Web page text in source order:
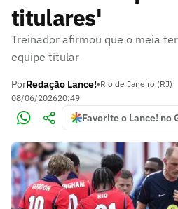
titulares'
Treinador afirmou que o meia
equipe titular
PorRedação Lance!•Rio de Janeiro (RJ)
08/06/202620:49
Favorite o Lance! no